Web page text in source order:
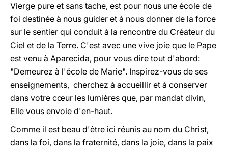
Vierge pure et sans tache, est pour nous une école de
foi destinée à nous guider et à nous donner de la force
sur le sentier qui conduit à la rencontre du Créateur du
Ciel et de la Terre. C'est avec une vive joie que le Pape
est venu à Aparecida, pour vous dire tout d'abord:
"Demeurez à l'école de Marie". Inspirez-vous de ses
enseignements, cherchez à accueillir et à conserver
dans votre cœur les lumières que, par mandat divin,
Elle vous envoie d'en-haut.
Comme il est beau d'être ici réunis au nom du Christ,
dans la foi, dans la fraternité, dans la joie, dans la paix